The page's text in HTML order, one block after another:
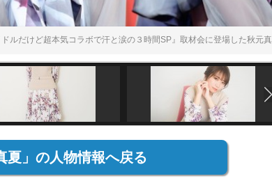
ルだけど超本気コラボで汗と涙の３時間SP』取材会に登場した秋元真
夏」の人物情報へ戻る